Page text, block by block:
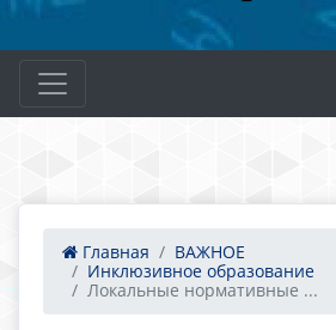
Главная
ВАЖНОЕ
Инклюзивное образование
Локальные нормативные ...